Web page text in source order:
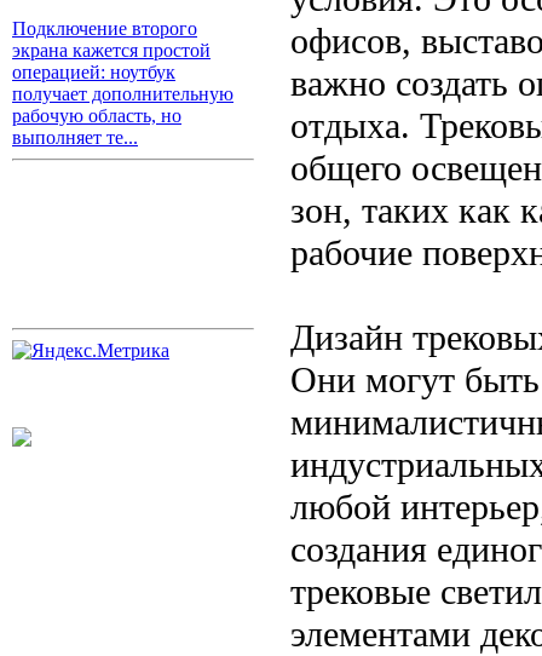
Подключение второго
экрана кажется простой
операцией: ноутбук
получает дополнительную
рабочую область, но
выполняет те...
офисов,
важно создать
отдыха.
общего
зон, таких как
рабочие
Дизайн
Они могут
любой
создания
трековые
элементами